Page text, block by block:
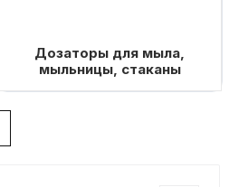
Дозаторы для мыла,
мыльницы, стаканы